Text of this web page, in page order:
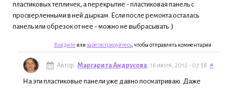
пластиковых тепличек, а перекрытие - пластиковая панель с
просверленными в ней дыркам. Если после ремонта осталась
панель или обрезок от нее - можно не выбрасывать :)
Войдите или зарегистрируйтесь , чтобы отправлять комментарии
Автор: Маргарита Андрусова , 16 июля, 2012 - 07:58 #
На эти пластиковые панели уже давно посматриваю. Даже